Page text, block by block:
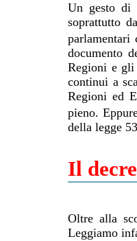
Un gesto di
soprattutto
documento
Regioni e
continui a
Regioni ed
pieno.
della legge
Il
Oltre alla
Leggiamo